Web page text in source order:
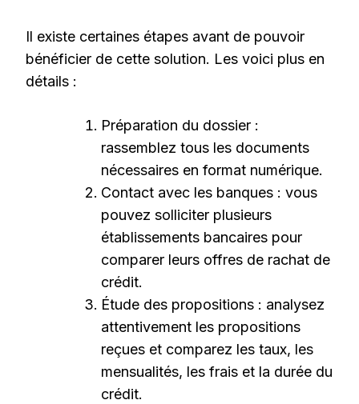
Il existe certaines étapes avant de pouvoir
bénéficier de cette solution. Les voici plus en
détails :
Préparation du dossier :
rassemblez tous les documents
nécessaires en format numérique.
Contact avec les banques : vous
pouvez solliciter plusieurs
établissements bancaires pour
comparer leurs offres de rachat de
crédit.
Étude des propositions : analysez
attentivement les propositions
reçues et comparez les taux, les
mensualités, les frais et la durée du
crédit.